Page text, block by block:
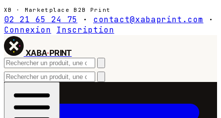
XB · Marketplace B2B Print
02 21 65 24 75 · contact@xabaprint.com
·
Connexion
Inscription
XABA·PRINT